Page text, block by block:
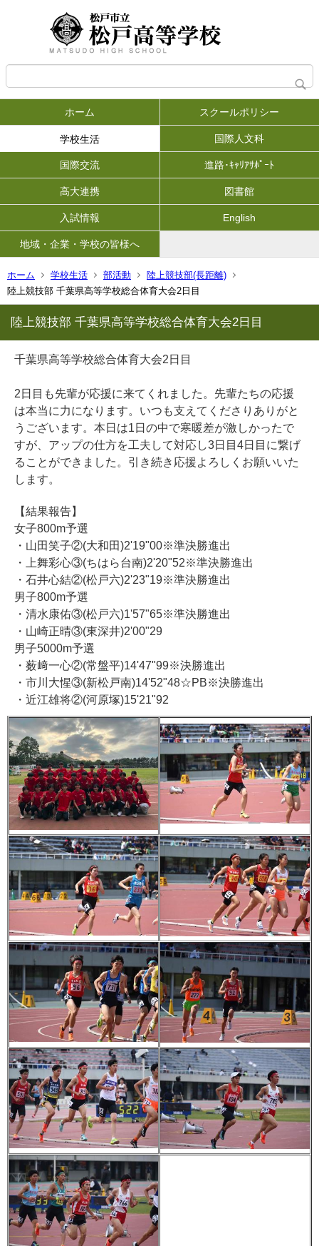
ホーム スクールポリシー
学校生活 国際人文科
国際交流 進路･ｷｬﾘｱｻﾎﾟｰﾄ
高大連携 図書館
入試情報 English
地域・企業・学校の皆様へ
ホーム 学校生活 部活動
陸上競技部(長距離)
陸上競技部 千葉県高等学校総合体育⁡大会2日目
陸上競技部 千葉県高等学校総合体育⁡大会2日目
千葉県高等学校総合体育⁡大会2日目
2日目も先輩が応援に来てくれました。先輩たちの応援
は本当に力になります。いつも支えてくださりありがと
うございます。本日は1日の中で寒暖差が激しかったで
すが、アップの仕方を工夫して対応し3日目4日目に繋げ
ることができました。引き続き応援よろしくお願いいた
します。
【結果報告】
女子800m予選
・山田笑子②(大和田)2'19"00※準決勝進出
・上舞彩心③(ちはら台南)2'20"52※準決勝進出
・石井心結②(松戸六)2'23"19※準決勝進出
男子800m予選
・清水康佑③(松戸六)1'57"65※準決勝進出
・山崎正晴③(東深井)2'00"29
男子5000m予選
・薮﨑一心②(常盤平)14'47"99※決勝進出
・市川大惺③(新松戸南)14'52"48☆PB※決勝進出
・近江雄将②(河原塚)15'21"92